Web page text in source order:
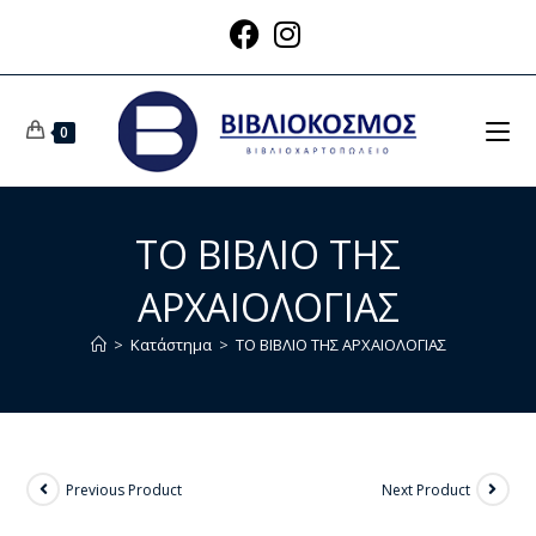
0
ΤΟ ΒΙΒΛΙΟ ΤΗΣ
ΑΡΧΑΙΟΛΟΓΙΑΣ
> Κατάστημα > ΤΟ ΒΙΒΛΙΟ ΤΗΣ ΑΡΧΑΙΟΛΟΓΙΑΣ
Previous Product Next Product